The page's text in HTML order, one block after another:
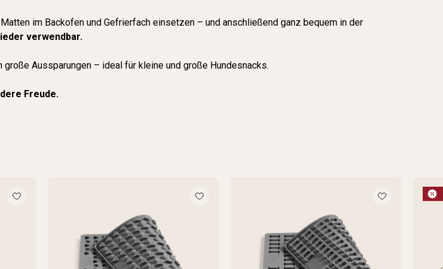
im Backofen und Gefrierfach einsetzen – und anschließend ganz bequem in der
verwendbar.
Aussparungen – ideal für kleine und große Hundesnacks.
Freude.